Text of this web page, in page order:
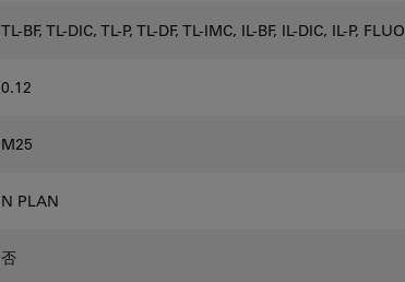
TL-BF, TL-DIC, TL-P, TL-DF, TL-IMC, IL-BF, IL-DIC, IL-P, FLUO
0.12
M25
N PLAN
否